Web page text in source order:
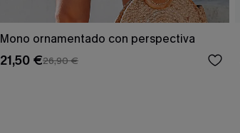
Mono ornamentado con perspectiva
21,50 €26,90 €